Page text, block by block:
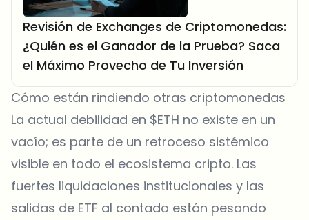
Revisión de Exchanges de Criptomonedas:
¿Quién es el Ganador de la Prueba? Saca
el Máximo Provecho de Tu Inversión
Cómo están rindiendo otras criptomonedas
La actual debilidad en $ETH no existe en un
vacío; es parte de un retroceso sistémico
visible en todo el ecosistema cripto. Las
fuertes liquidaciones institucionales y las
salidas de ETF al contado están pesando